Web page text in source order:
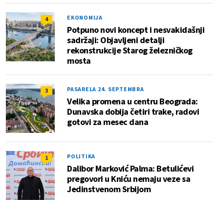
4 EKONOMIJA
Potpuno novi koncept i nesvakidašnji
sadržaji: Objavljeni detalji
rekonstrukcije Starog železničkog
mosta
3 PASARELA 24. SEPTEMBRA
Velika promena u centru Beograda:
Dunavska dobija četiri trake, radovi
gotovi za mesec dana
1 POLITIKA
Dalibor Marković Palma: Betulićevi
pregovori u Kniću nemaju veze sa
Jedinstvenom Srbijom